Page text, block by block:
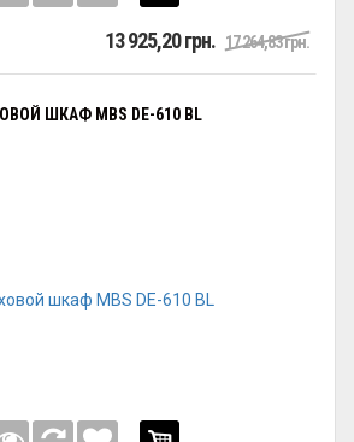
13 925,20 грн. 17 264,83 грн.
ШКАФ MBS DE-610 BL